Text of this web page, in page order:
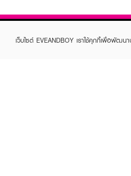
เว็บไซต์ EVEANDBOY เราใช้คุกกี้เพื่อพัฒ